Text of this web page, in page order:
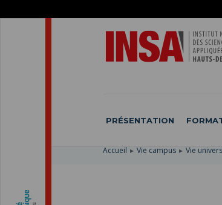
PRÉSENTATION
Accueil Vie campus Vie